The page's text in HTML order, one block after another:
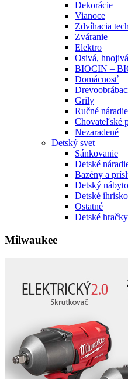
Dekorácie
Vianoce
Zdvíhacia
Zváranie
Elektro
Osivá, hnojivá
BIOCIN –
Domácnosť
Grily
Ručné náradie
Chovateľské
Nezaradené
Detský svet
Sánkovanie
Detské
Bazény a
Detský
Detské ihrisko
Ostatné
Detské hračky
Milwaukee